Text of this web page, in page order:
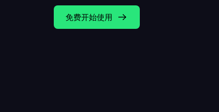
免费开始使用